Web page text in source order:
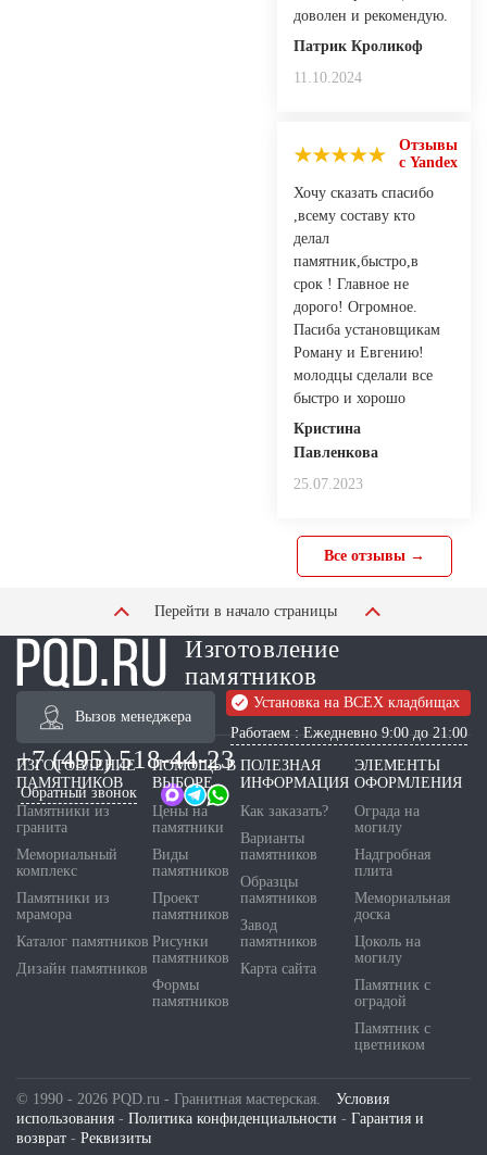
доволен и рекомендую.
Патрик Кроликоф
11.10.2024
Отзывы
с Yandex
Хочу сказать спасибо
,всему составу кто
делал
памятник,быстро,в
срок ! Главное не
дорого! Огромное.
Пасиба установщикам
Роману и Евгению!
молодцы сделали все
быстро и хорошо
Кристина
Павленкова
25.07.2023
Все отзывы →
Перейти в начало страницы
Изготовление
памятников
Вызов менеджера
Установка на ВСЕХ кладбищах
Работаем : Ежедневно 9:00 до 21:00
+7 (495) 518-44-23
Обратный звонок
ИЗГОТОВЛЕНИЕ
ПАМЯТНИКОВ
Памятники из
гранита
Мемориальный
комплекс
Памятники из
мрамора
Каталог памятников
Дизайн памятников
ПОМОЩЬ В
ВЫБОРЕ
Цены на
памятники
Виды
памятников
Проект
памятников
Рисунки
памятников
Формы
памятников
ПОЛЕЗНАЯ
ИНФОРМАЦИЯ
Как заказать?
Варианты
памятников
Образцы
памятников
Завод
памятников
Карта сайта
ЭЛЕМЕНТЫ
ОФОРМЛЕНИЯ
Ограда на
могилу
Надгробная
плита
Мемориальная
доска
Цоколь на
могилу
Памятник с
оградой
Памятник с
цветником
© 1990 - 2026 PQD.ru - Гранитная мастерская. Условия
использования - Политика конфиденциальности - Гарантия и
возврат - Реквизиты